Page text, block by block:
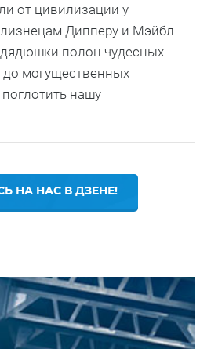
от цивилизации у
Дипперу и Мэйбл
дядюшки полон чудесных
могущественных
нашу
НА НАС В ДЗЕНЕ!